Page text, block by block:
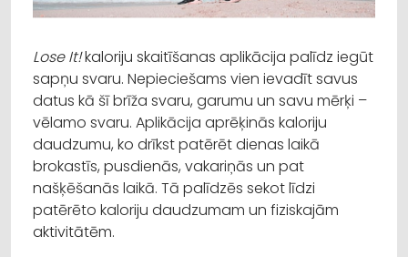
Lose It!kaloriju skaitīšanas aplikācija palīdz iegūt
sapņu svaru. Nepieciešams vien ievadīt savus
datus kā šī brīža svaru, garumu un savu mērķi –
vēlamo svaru. Aplikācija aprēķinās kaloriju
daudzumu, ko drīkst patērēt dienas laikā
brokastīs, pusdienās, vakariņās un pat
našķēšanās laikā. Tā palīdzēs sekot līdzi
patērēto kaloriju daudzumam un fiziskajām
aktivitātēm.